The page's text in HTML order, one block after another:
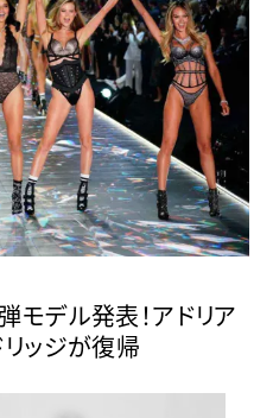
モデル発表！アドリア
リッジが復帰